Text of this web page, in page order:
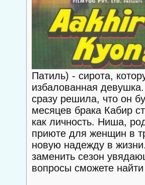
Патиль) - сирота,
избалованная
сразу решила, что он
месяцев брака Кабир
как личность. Ниша,
приюте для женщин в
новую надежду в
заменить сезон
вопросы сможете